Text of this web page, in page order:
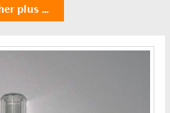
plus ...